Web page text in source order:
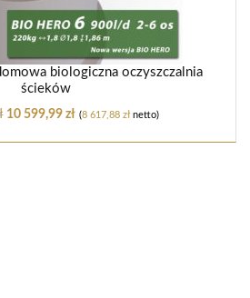
biologiczna oczyszczalnia
ścieków
10 599,99zł (8 617,88złnetto)